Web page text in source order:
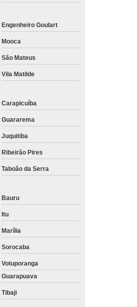
Asa
Din
e Tripla
Engrenagem de Aço
de Mcu
Engenheiro Goulart
Mooca
São Mateus
Vila Matilde
Carapicuíba
Guararema
Juquitiba
Ribeirão Pires
Taboão da Serra
Bauru
Itu
Marília
Sorocaba
Votuporanga
Guarapuava
Tibaji